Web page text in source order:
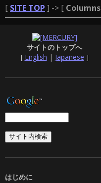
[ SITE TOP ] -> [ Columns
サイトのトップへ
[ English | Japanese ]
はじめに